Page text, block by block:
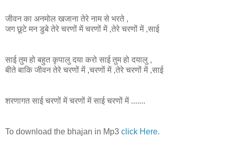
जीवन का अनमोल खजाना तेरे नाम से भरते ,
जगछूटेमन डुबे तेरे चरणों में चरणों में ,तेरे चरणों में ,साई
साई तुम हो बहुत कृपालु दया करो साई तुम हो दयालु ,
बीतेबाकि जीवन तेरे चरणों में ,चरणों में ,तेरे चरणों में ,साई
शरणागत साई चरणों में चरणों में साई चरणों में .......
To download the bhajan in Mp3 click Here.